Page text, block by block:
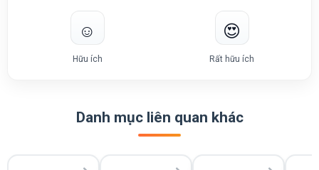
☺️
Hữu ích
😍
Rất hữu ích
Danh mục liên quan khác